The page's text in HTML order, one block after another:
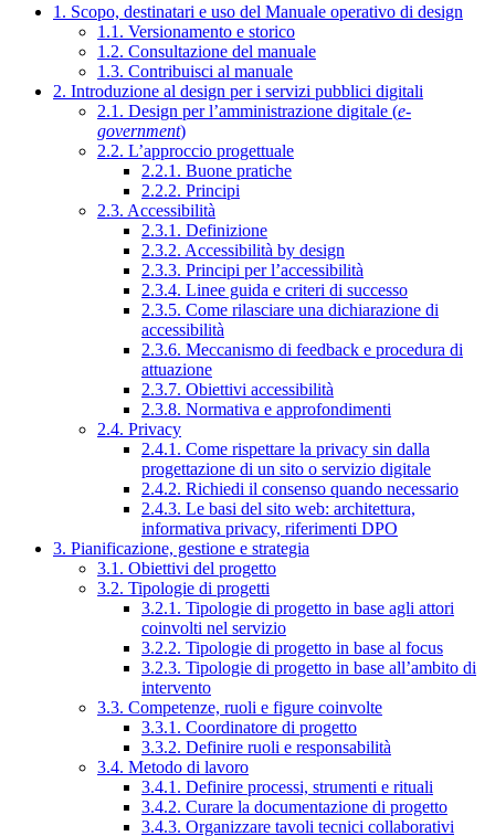
1. Scopo, destinatari e uso del Manuale operativo di design
1.1. Versionamento e storico
1.2. Consultazione del manuale
1.3. Contribuisci al manuale
2. Introduzione al design per i servizi pubblici digitali
2.1. Design per l’amministrazione digitale (e-
government)
2.2. L’approccio progettuale
2.2.1. Buone pratiche
2.2.2. Principi
2.3. Accessibilità
2.3.1. Definizione
2.3.2. Accessibilità by design
2.3.3. Principi per l’accessibilità
2.3.4. Linee guida e criteri di successo
2.3.5. Come rilasciare una dichiarazione di
accessibilità
2.3.6. Meccanismo di feedback e procedura di
attuazione
2.3.7. Obiettivi accessibilità
2.3.8. Normativa e approfondimenti
2.4. Privacy
2.4.1. Come rispettare la privacy sin dalla
progettazione di un sito o servizio digitale
2.4.2. Richiedi il consenso quando necessario
2.4.3. Le basi del sito web: architettura,
informativa privacy, riferimenti DPO
3. Pianificazione, gestione e strategia
3.1. Obiettivi del progetto
3.2. Tipologie di progetti
3.2.1. Tipologie di progetto in base agli attori
coinvolti nel servizio
3.2.2. Tipologie di progetto in base al focus
3.2.3. Tipologie di progetto in base all’ambito di
intervento
3.3. Competenze, ruoli e figure coinvolte
3.3.1. Coordinatore di progetto
3.3.2. Definire ruoli e responsabilità
3.4. Metodo di lavoro
3.4.1. Definire processi, strumenti e rituali
3.4.2. Curare la documentazione di progetto
3.4.3. Organizzare tavoli tecnici collaborativi